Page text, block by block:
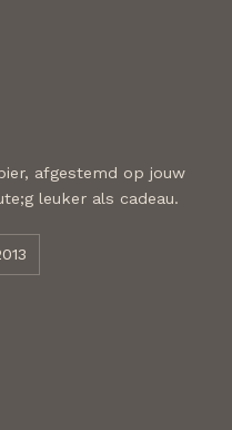
afgestemd op jouw
leuker als cadeau.